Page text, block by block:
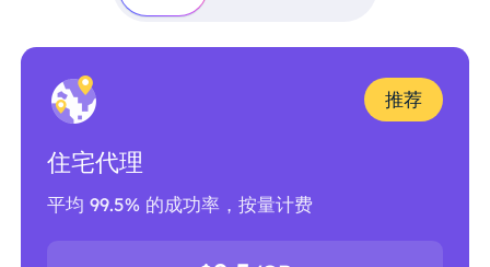
推荐
住宅代理
平均 99.5% 的成功率，按量计费